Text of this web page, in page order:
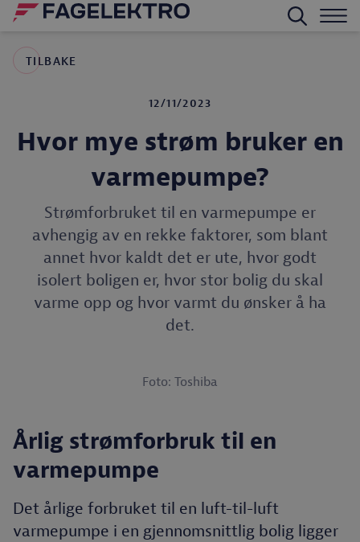
TILBAKE
12/11/2023
Hvor mye strøm bruker en
varmepumpe?
Strømforbruket til en varmepumpe er
avhengig av en rekke faktorer, som blant
annet hvor kaldt det er ute, hvor godt
isolert boligen er, hvor stor bolig du skal
varme opp og hvor varmt du ønsker å ha
det.
Foto: Toshiba
Årlig strømforbruk til en
varmepumpe
Det årlige forbruket til en luft-til-luft
varmepumpe i en gjennomsnittlig bolig ligger